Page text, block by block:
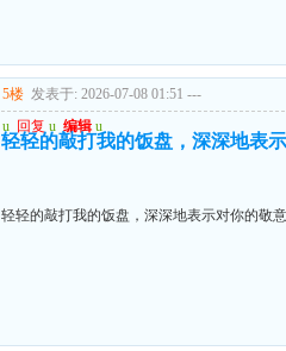
5楼 发表于: 2026-07-08 01:51 ---
u 回复 u 编辑 u
轻轻的敲打我的饭盘，深深地表
轻轻的敲打我的饭盘，深深地表示对你的敬